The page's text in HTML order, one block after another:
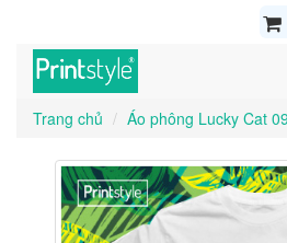
Trang chủ
Áo phông Lucky Cat 09